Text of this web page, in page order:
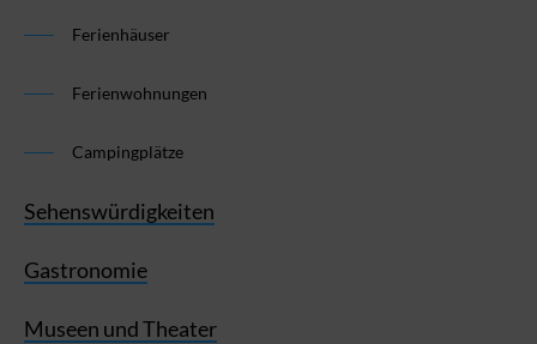
Ferienhäuser
Ferienwohnungen
Campingplätze
Sehenswürdigkeiten
Gastronomie
Museen und Theater